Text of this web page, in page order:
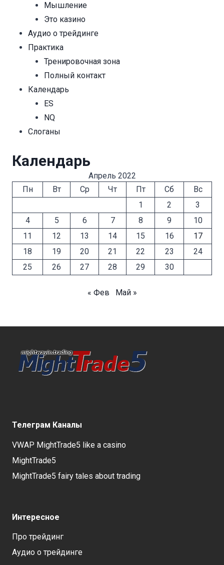
Мышление
Это казино
Аудио о трейдинге
Практика
Тренировочная зона
Полный контакт
Календарь
ES
NQ
Cлоганы
Календарь
Апрель 2022
Пн
Вт Ср Чт Пт Сб
Вс
1
2
3
4
5 6 7 8 9
10
11
12 13 14 15 16
17
18
19 20 21 22 23
24
25
26 27 28 29 30
« Фев Май »
Телеграм Каналы
VWAP MightTrade5 like a casino
MightTrade5
MightTrade5 fairy tales about trading
Интересное
Про трейдинг
Аудио о трейдинге